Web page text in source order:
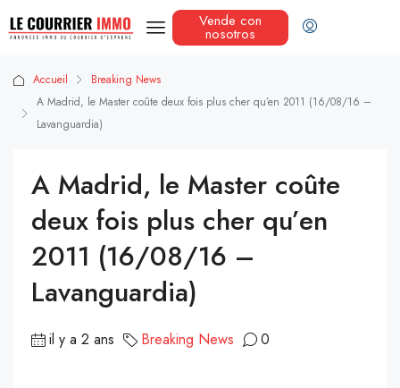
Vende con
nosotros
Accueil
Breaking News
A Madrid, le Master coûte deux fois plus cher qu’en 2011 (16/08/16 –
Lavanguardia)
A Madrid, le Master coûte
deux fois plus cher qu’en
2011 (16/08/16 –
Lavanguardia)
il y a 2 ans Breaking News 0